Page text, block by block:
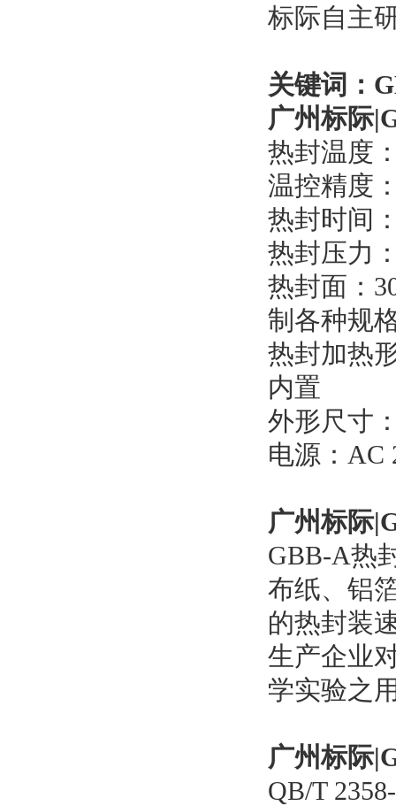
标际自主
关键词：
广州标际
热封温度
温控精度
热封时间
热封压力
热封面：
制各种规
热封加热
内置
外形尺寸
电源：AC
广州标际
GBB-A热
布纸、铝
的热封装
生产企业
学实验之
广州标际
QB/T